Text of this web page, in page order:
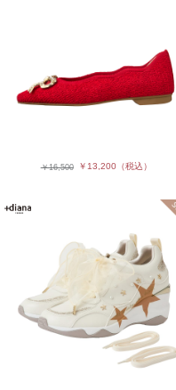
￥16,500 ￥13,200（税込）